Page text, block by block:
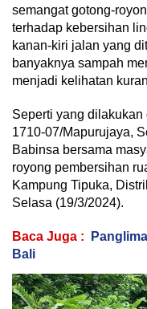
semangat gotong-
terhadap kebersihan
kanan-kiri jalan yang
banyaknya sampah
menjadi kelihatan
Seperti yang dilakukan
1710-07/Mapurujaya,
Babinsa bersama
royong pembersihan
Kampung Tipuka,
Selasa (19/3/2024).
Baca Juga :
Bali